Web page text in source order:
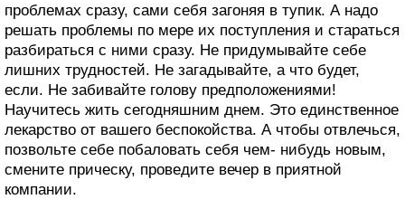
проблемах сразу, сами себя загоняя в тупик. А надо
решать проблемы по мере их поступления и стараться
разбираться с ними сразу. Не придумывайте себе
лишних трудностей. Не загадывайте, а что будет,
если. Не забивайте голову предположениями!
Научитесь жить сегодняшним днем. Это единственное
лекарство от вашего беспокойства. А чтобы отвлечься,
позвольте себе побаловать себя чем- нибудь новым,
смените прическу, проведите вечер в приятной
компании.